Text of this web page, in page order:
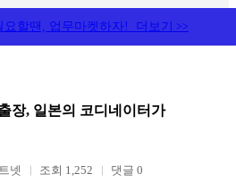
요할땐, 업무마켓하자! 더보기 >>
장, 일본의 코디네이터가
넷 조회 1,252 댓글 0